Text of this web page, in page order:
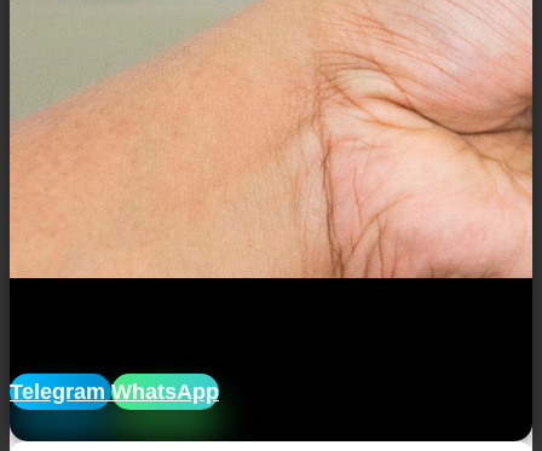
Telegram WhatsApp